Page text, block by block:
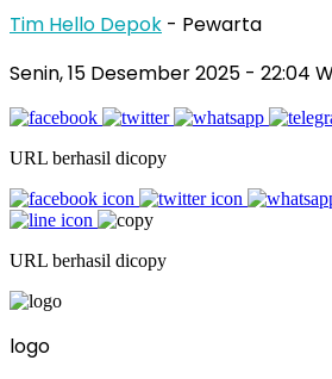
Tim Hello Depok - Pewarta
Senin, 15 Desember 2025 - 22:04
URL berhasil dicopy
URL berhasil dicopy
logo